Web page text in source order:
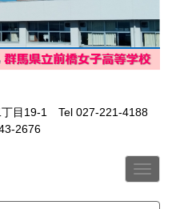
丁目19-1 Tel 027-221-4188
2676